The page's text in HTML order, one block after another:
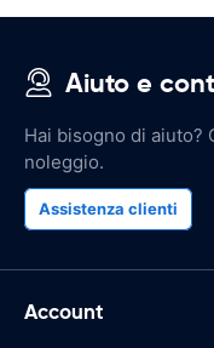
Aiuto e
Hai bisogno di aiuto?
noleggio.
Assistenza clienti
Account